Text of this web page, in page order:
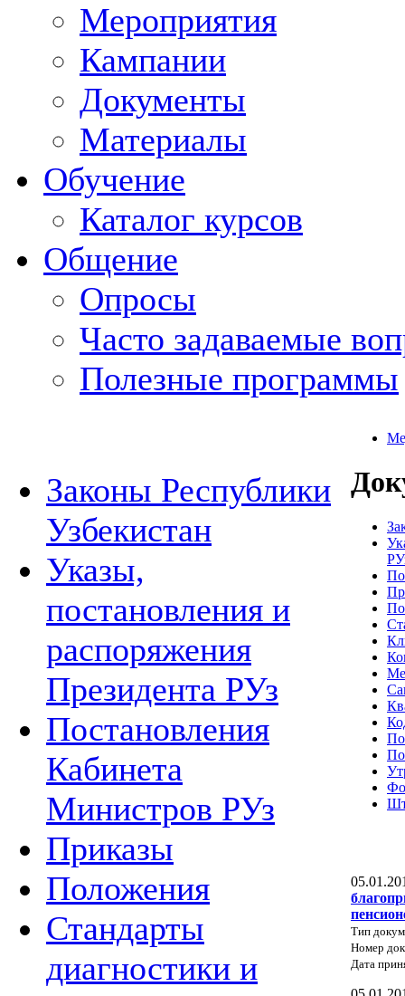
Мероприятия
Кампании
Документы
Материалы
Обучение
Каталог курсов
Общение
Опросы
Часто задаваемые
Полезные программы
Законы Республики
Узбекистан
Указы,
постановления и
распоряжения
Президента РУз
Постановления
Кабинета
Министров РУз
Приказы
Положения
Стандарты
диагностики и
Тип
Номер
Дата